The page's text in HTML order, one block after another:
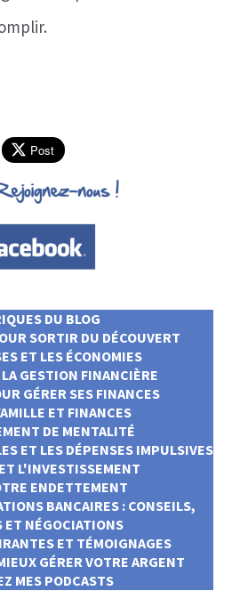
Post
DU BLOG
SORTIR DU DÉCOUVERT
ET LES ÉCONOMIES
GESTION FINANCIÈRE
GÉRER SES FINANCES
ET FINANCES
DE MENTALITÉ
ET LES DÉPENSES IMPULSIVES
L'INVESTISSEMENT
ENDETTEMENT
BANCAIRES : CONSEILS,
ET NÉGOCIATIONS
ET TÉMOIGNAGES
GÉRER VOTRE ARGENT
MES PODCASTS